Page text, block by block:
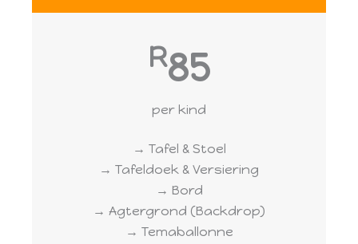
R85
per kind
→ Tafel & Stoel
→ Tafeldoek & Versiering
→ Bord
→ Agtergrond (Backdrop)
→ Temaballonne